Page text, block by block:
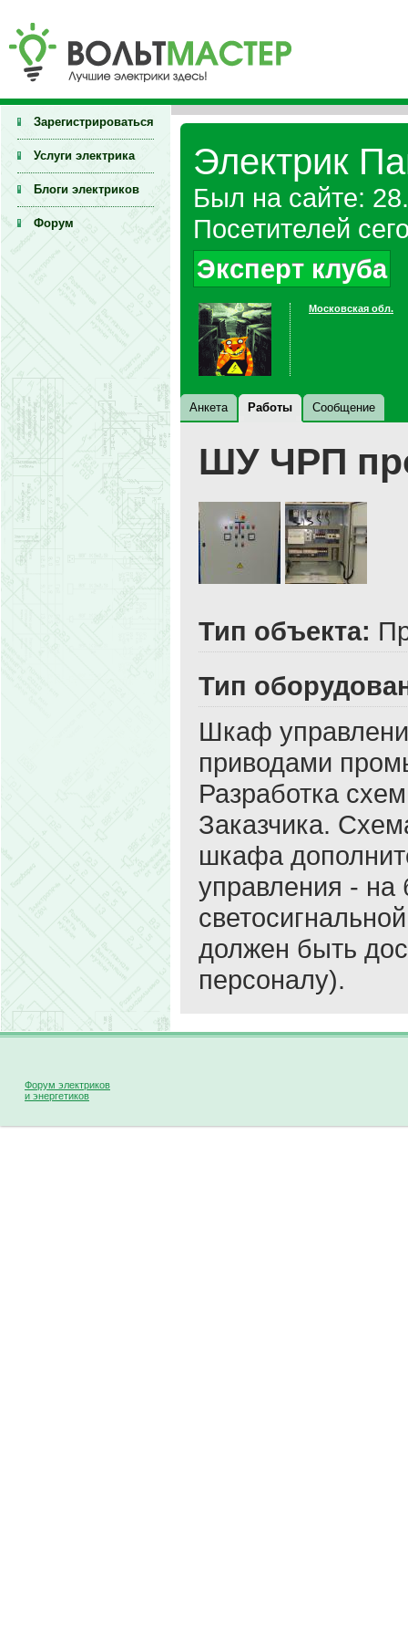
Зарегистрироваться
Услуги электрика
Блоги электриков
Форум
Электрик
Был на сайте:
Посетителей
Эксперт клуба
Московская обл.
Анкета Работы Сообщение
ШУ ЧРП
Тип объекта:
Тип
Шкаф
приводами
Разработка
Заказчика.
шкафа
управления - на
должен быть
персоналу).
Форум электриков
и энергетиков